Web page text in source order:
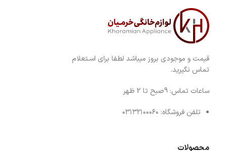
قیمت و موجودی بروز میباشد لطفا برای اسـتعلام
تماس نگیرید.
ساعات تماس: 9صبح تا 2 ظهر
تلفن فروشگاه: ۰۳۱۳۲۱۰۰۰۶۰
محصولات